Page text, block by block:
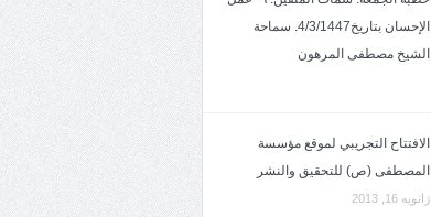
الإحسان بتاريخ4/3/1447. سماحة
الشيخ مصطفى المرهون
الافتتاح التجريبي لموقع مؤسسة
المصطفى (ص) للتحقيق والنشر
ژانویه 16, 2013